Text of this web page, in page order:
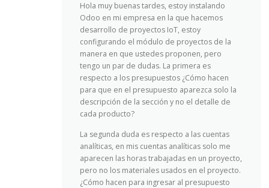
Hola muy buenas tardes, estoy instalando
Odoo en mi empresa en la que hacemos
desarrollo de proyectos IoT, estoy
configurando el módulo de proyectos de la
manera en que ustedes proponen, pero
tengo un par de dudas. La primera es
respecto a los presupuestos ¿Cómo hacen
para que en el presupuesto aparezca solo la
descripción de la sección y no el detalle de
cada producto?
La segunda duda es respecto a las cuentas
analíticas, en mis cuentas analíticas solo me
aparecen las horas trabajadas en un proyecto,
pero no los materiales usados en el proyecto.
¿Cómo hacen para ingresar al presupuesto